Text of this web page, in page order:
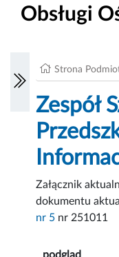
Obsługi
Strona
Zespół
Załącznik
dokumentu
nr 5 nr 251011